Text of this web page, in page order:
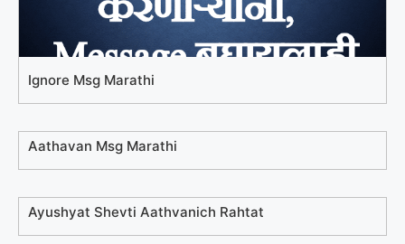
Ignore Msg Marathi
Aathavan Msg Marathi
Ayushyat Shevti Aathvanich Rahtat